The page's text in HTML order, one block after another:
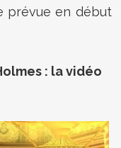
prévue en début
: la vidéo